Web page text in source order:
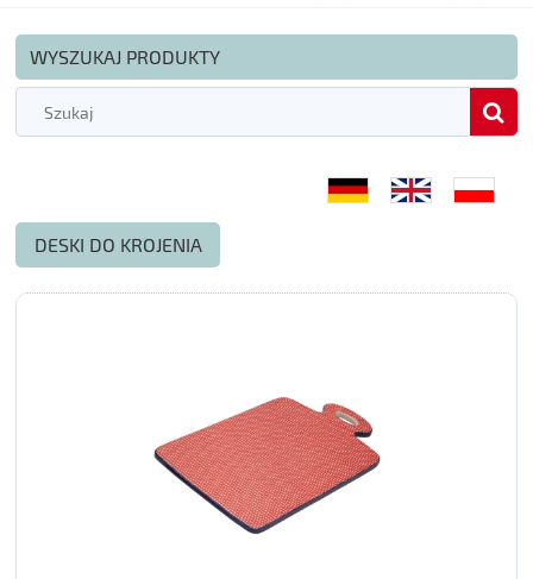
WYSZUKAJ PRODUKTY
DESKI DO KROJENIA